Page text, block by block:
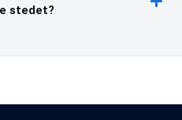
stedet?